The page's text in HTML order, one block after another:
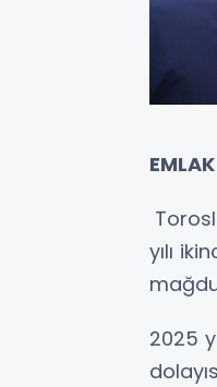
yılı
2025